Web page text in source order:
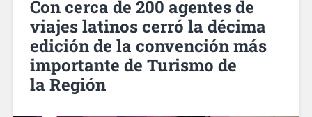
Con cerca de 200 agentes de
viajes latinos cerró la décima
edición de la convención más
importante de Turismo de
la Región